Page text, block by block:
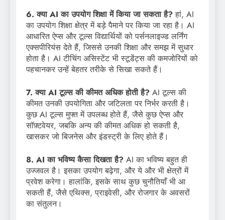
6. क्या AI का उपयोग शिक्षा में किया जा सकता है? हां, AI
का उपयोग शिक्षा क्षेत्र में बड़े पैमाने पर किया जा रहा है। AI
आधारित ऐप्स और टूल्स विद्यार्थियों को पर्सनलाइज्ड लर्निंग
एक्सपीरियंस देते हैं, जिससे उनकी शिक्षा और समझ में सुधार
होता है। AI टीचिंग असिस्टेंट भी स्टूडेंट्स की कमजोरियों को
पहचानकर उन्हें बेहतर तरीके से सिखा सकते हैं।
7. क्या AI टूल्स की कीमत अधिक होती है? AI टूल्स की
कीमत उनकी उपयोगिता और जटिलता पर निर्भर करती है।
कुछ AI टूल्स मुफ्त में उपलब्ध होते हैं, जैसे कुछ ऐप्स और
सॉफ़्टवेयर, जबकि अन्य की कीमत अधिक हो सकती है,
खासकर जो बिजनेस और इंडस्ट्री के लिए होते हैं।
8. AI का भविष्य कैसा दिखता है? AI का भविष्य बहुत ही
उज्जवल है। इसका उपयोग बढ़ेगा, और ये और भी क्षेत्रों में
प्रवेश करेगा। हालांकि, इसके साथ कुछ चुनौतियाँ भी आ
सकती हैं, जैसे एथिक्स, प्राइवेसी, और रोजगार के अवसरों
का संतुलन।